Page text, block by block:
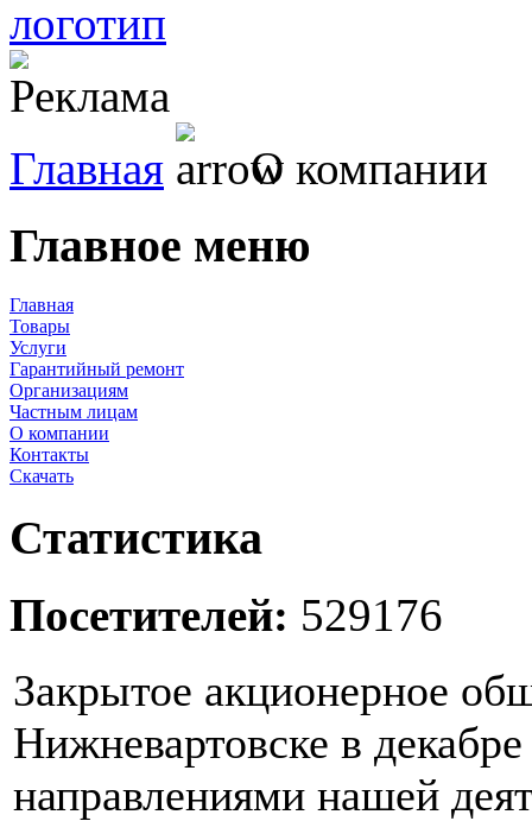
Главная О компании
Главное меню
Главная
Товары
Услуги
Гарантийный ремонт
Организациям
Частным лицам
О компании
Контакты
Скачать
Статистика
Посетителей: 529176
Закрытое акционерное
Нижневартовске в
направлениями нашей